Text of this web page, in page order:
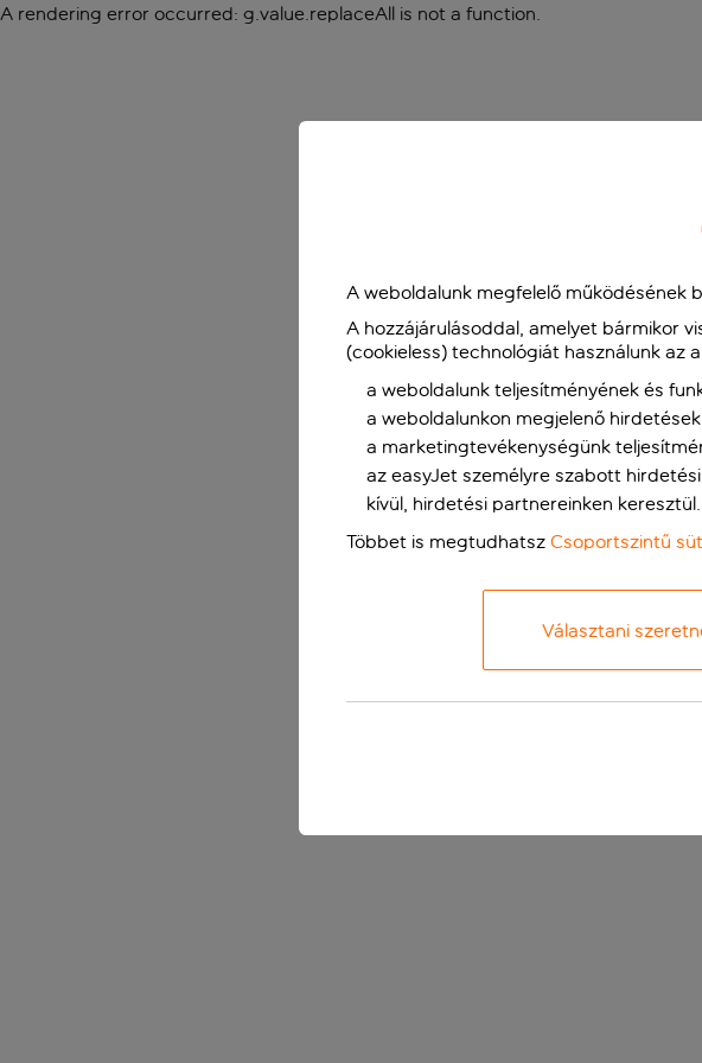
A rendering error occurred: g.value.replaceAll is not a function.
A weboldalunk megfelelő működésének
A hozzájárulásoddal, amelyet bármikor
(cookieless) technológiát használunk az
a weboldalunk teljesítményének és
a weboldalunkon megjelenő
a marketingtevékenységünk
az easyJet személyre szabott
kívül, hirdetési partnereinken keresztül.
Többet is megtudhatsz Csoportszintű
Választani